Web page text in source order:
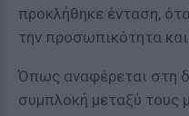
προκλήθηκε ένταση,
την προσωπικότητα
Όπως αναφέρεται στη
συμπλοκή μεταξύ τους